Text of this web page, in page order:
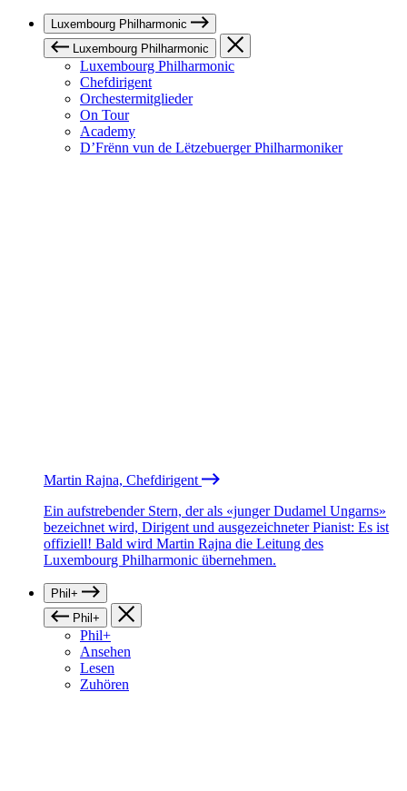
Luxembourg Philharmonic
Luxembourg Philharmonic
Luxembourg Philharmonic
Chefdirigent
Orchestermitglieder
On Tour
Academy
D’Frënn vun de Lëtzebuerger Philharmoniker
Martin Rajna, Chefdirigent
Ein aufstrebender Stern, der als «junger Dudamel Ungarns»
bezeichnet wird, Dirigent und ausgezeichneter Pianist: Es ist
offiziell! Bald wird Martin Rajna die Leitung des
Luxembourg Philharmonic übernehmen.
Phil+
Phil+
Phil+
Ansehen
Lesen
Zuhören